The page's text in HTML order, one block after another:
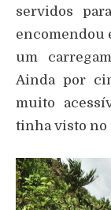
servidos
encomendou
um
Ainda por
muito
tinha visto no